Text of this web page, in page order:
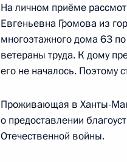
Рабочая встреча с
автономного округа
20 июня 2014 года, 14:50
Открытие Няганской
24 сентября 2013 года, 21:00
На личном приёме
Евгеньевна Громова из
многоэтажного дома 63
ветераны труда. К дому
его не началось. Поэтому
Проживающая в Ханты-
о предоставлении
Отечественной войны.